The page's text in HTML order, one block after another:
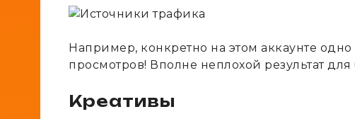
Например, конкретно на этом аккаунте
просмотров! Вполне неплохой результат
Креативы